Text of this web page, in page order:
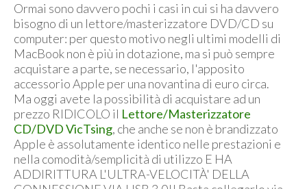
Ormai sono davvero pochi i casi in cui si ha davvero
bisogno di un lettore/masterizzatore DVD/CD su
computer: per questo motivo negli ultimi modelli di
MacBook non è più in dotazione, ma si può sempre
acquistare a parte, se necessario, l'apposito
accessorio Apple per una novantina di euro circa.
Ma oggi avete la possibilità di acquistare ad un
prezzo RIDICOLO il Lettore/Masterizzatore
CD/DVD VicTsing, che anche se non è brandizzato
Apple è assolutamente identico nelle prestazioni e
nella comodità/semplicità di utilizzo E HA
ADDIRITTURA L'ULTRA-VELOCITÀ' DELLA